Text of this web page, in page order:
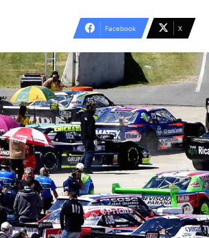
Facebook X